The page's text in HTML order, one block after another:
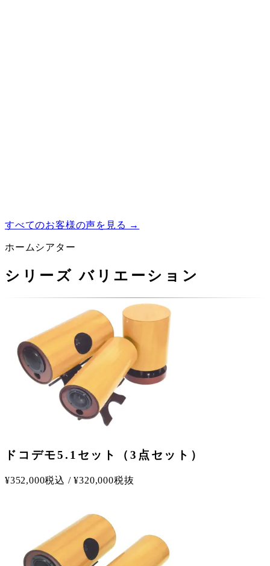
すべてのお客様の声を見る →
ホームシアター
シリーズ バリエーション
ドコデモ5.1セット（3点セット）
¥352,000税込 /¥320,000税抜